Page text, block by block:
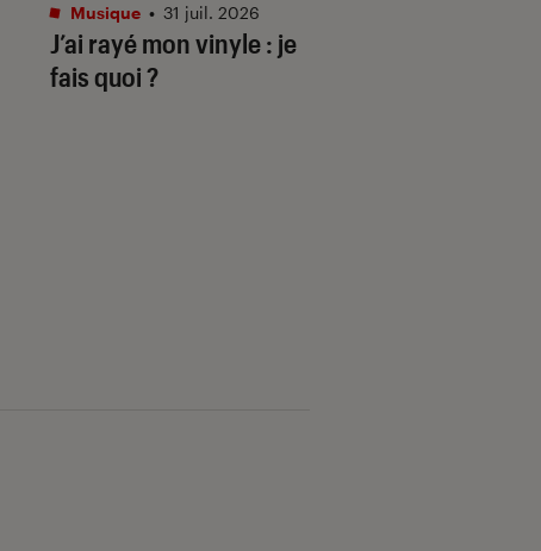
J’ai rayé mon vinyle : je
fais quoi ?
Musique • 31 juil. 2026